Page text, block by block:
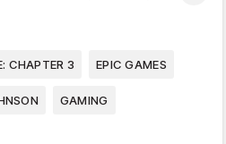
CHAPTER 3 EPIC GAMES
GAMING